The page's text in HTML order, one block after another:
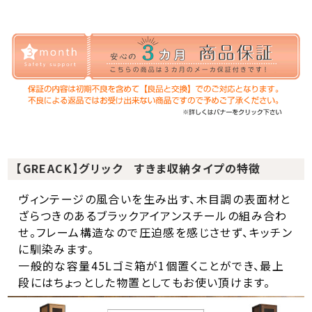
【GREACK】グリック すきま収納タイプの特徴
ヴィンテージの風合いを生み出す、木目調の表面材と
ざらつきのあるブラックアイアンスチールの組み合わ
せ。フレーム構造なので圧迫感を感じさせず、キッチン
に馴染みます。
一般的な容量45Lゴミ箱が1個置くことができ、最上
段にはちょっとした物置としてもお使い頂けます。